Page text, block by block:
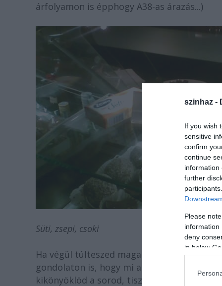
szinhaz -
If you wish
sensitive
confirm
continue
information
further
Please
information
deny
in below
árfolyamon is épphogy A38-as árazás...)
Süti, zsepi, csoki
Ha végül túlteszed magad a pultot
gondolaton is, hogy mi az istenért nem te
kikönyöklöd a sorod, tisztességes